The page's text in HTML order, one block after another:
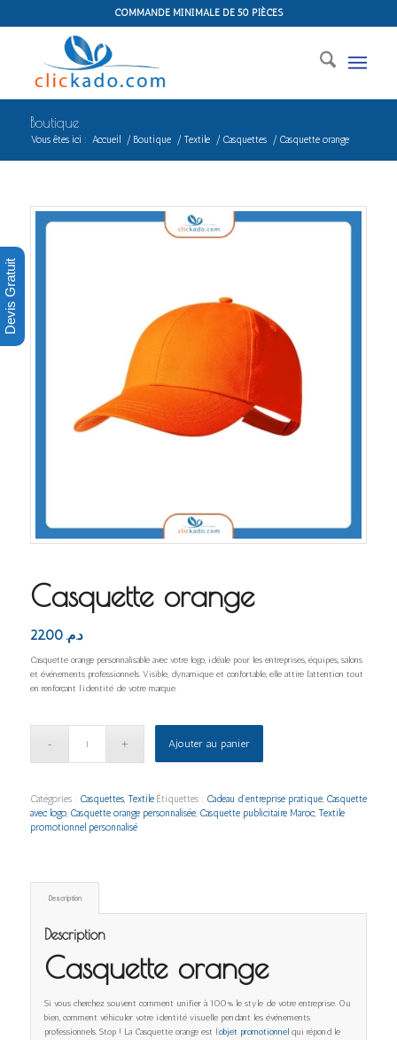
COMMANDE MINIMALE DE 50 PIÈCES
Boutique
Vous êtes ici : Accueil / Boutique / Textile / Casquettes / Casquette orange
Casquette orange
د.م. 22.00
Casquette orange personnalisable avec votre logo, idéale pour les entreprises, équipes, salons
et événements professionnels. Visible, dynamique et confortable, elle attire l’attention tout
en renforçant l’identité de votre marque.
Ajouter au panier
Catégories : Casquettes, Textile Étiquettes : Cadeau d’entreprise pratique, Casquette
avec logo, Casquette orange personnalisée, Casquette publicitaire Maroc, Textile
promotionnel personnalisé
Description
Description
Casquette orange
Si vous cherchez souvent comment unifier à 100% le style de votre entreprise. Ou
bien, comment véhiculer votre identité visuelle pendant les événements
professionnels. Stop ! La Casquette orange est l’objet promotionnel qui répond le
Devis Gratuit